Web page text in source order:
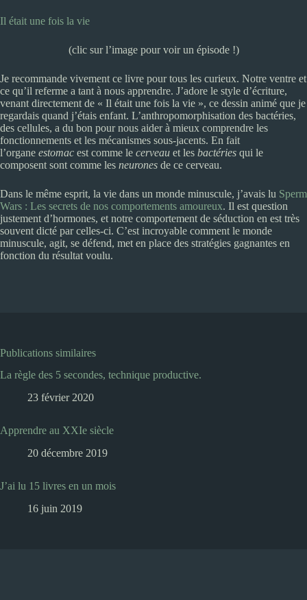
Il était une fois la vie
(clic sur l’image pour voir un épisode !)
Je recommande vivement ce livre pour tous les curieux. Notre ventre et
ce qu’il referme a tant à nous apprendre. J’adore le style d’écriture,
venant directement de « Il était une fois la vie », ce dessin animé que je
regardais quand j’étais enfant. L’anthropomorphisation des bactéries,
des cellules, a du bon pour nous aider à mieux comprendre les
fonctionnements et les mécanismes sous-jacents. En fait
l’organe estomac est comme le cerveau et les bactéries qui le
composent sont comme les neurones de ce cerveau.
Dans le même esprit, la vie dans un monde minuscule, j’avais lu Sperm
Wars : Les secrets de nos comportements amoureux. Il est question
justement d’hormones, et notre comportement de séduction en est très
souvent dicté par celles-ci. C’est incroyable comment le monde
minuscule, agit, se défend, met en place des stratégies gagnantes en
fonction du résultat voulu.
Publications similaires
La règle des 5 secondes, technique productive.
23 février 2020
Apprendre au XXIe siècle
20 décembre 2019
J’ai lu 15 livres en un mois
16 juin 2019